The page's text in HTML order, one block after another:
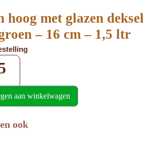
hoog met glazen deksel
– 16 cm – 1,5 ltr
aan winkelwagen
ook